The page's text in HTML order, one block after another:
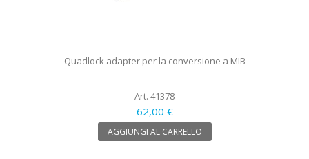
Quadlock adapter per la conversione a MIB
Art. 41378
62,00 €
AGGIUNGI AL CARRELLO